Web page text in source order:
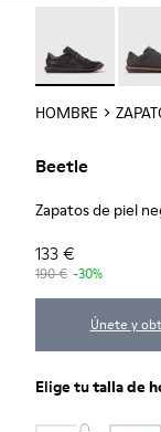
HOMBRE
Beetle
Zapatos de piel
133 €
190 € -30%
Únete y
Elige tutalla de